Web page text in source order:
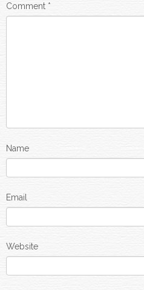
Comment *
Name
Email
Website